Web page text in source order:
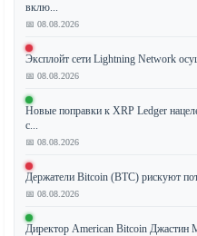
На
предстоящей
неделе
рынок
будет
находиться
под
влиянием
геополитического
вклю...
📅 08.08.2026
Эксплойт сети Lightning Network
📅 08.08.2026
Новые поправки к XRP Ledger
с...
📅 08.08.2026
Держатели Bitcoin (BTC) рискуют
📅 08.08.2026
Директор American Bitcoin